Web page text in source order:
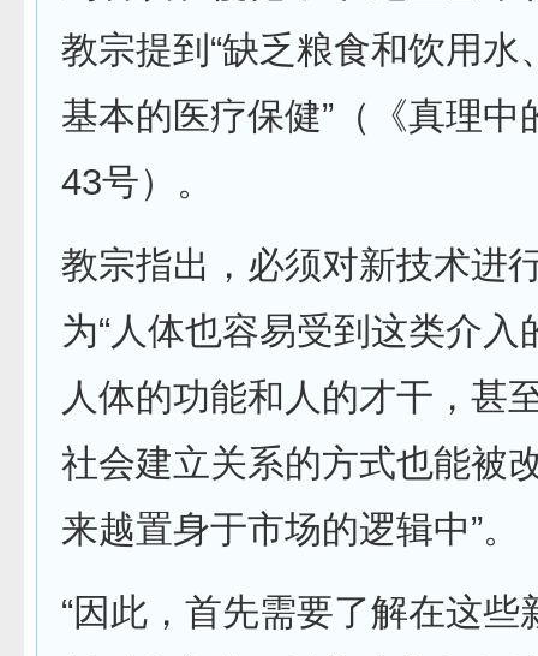
教宗提到“缺乏粮食和饮用水
基本的医疗保健”（《真理中
43号）。
教宗指出，必须对新技术进
为“人体也容易受到这类介入
人体的功能和人的才干，甚
社会建立关系的方式也能被
来越置身于市场的逻辑中”。
“因此，首先需要了解在这些